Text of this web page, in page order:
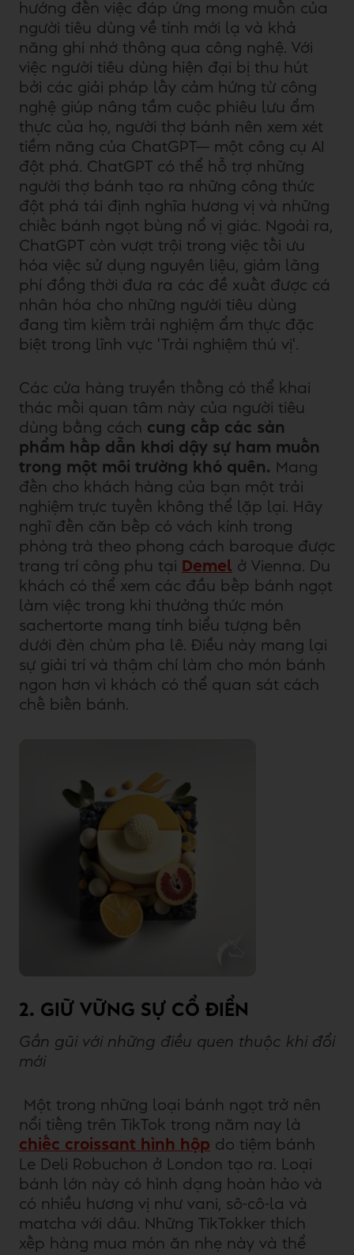
hướng đến việc đáp ứng mong muốn của
người tiêu dùng về tính mới lạ và khả
năng ghi nhớ thông qua công nghệ. Với
việc người tiêu dùng hiện đại bị thu hút
bởi các giải pháp lấy cảm hứng từ công
nghệ giúp nâng tầm cuộc phiêu lưu ẩm
thực của họ, người thợ bánh nên xem xét
tiềm năng của ChatGPT— một công cụ AI
đột phá. ChatGPT có thể hỗ trợ những
người thợ bánh tạo ra những công thức
đột phá tái định nghĩa hương vị và những
chiếc bánh ngọt bùng nổ vị giác. Ngoài ra,
ChatGPT còn vượt trội trong việc tối ưu
hóa việc sử dụng nguyên liệu, giảm lãng
phí đồng thời đưa ra các đề xuất được cá
nhân hóa cho những người tiêu dùng
đang tìm kiếm trải nghiệm ẩm thực đặc
biệt trong lĩnh vực 'Trải nghiệm thú vị'.
Các cửa hàng truyền thống có thể khai
thác mối quan tâm này của người tiêu
dùng bằng cách cung cấp các sản
phẩm hấp dẫn khơi dậy sự ham muốn
trong một môi trường khó quên.
Mang
đến cho khách hàng của bạn một trải
nghiệm trực tuyến không thể lặp lại. Hãy
nghĩ đến căn bếp có vách kính trong
phòng trà theo phong cách baroque được
trang trí công phu tại
Demel ở Vienna. Du
khách có thể xem các đầu bếp bánh ngọt
làm việc trong khi thưởng thức món
sachertorte mang tính biểu tượng bên
dưới đèn chùm pha lê. Điều này mang lại
sự giải trí và thậm chí làm cho món bánh
ngon hơn vì khách có thể quan sát cách
chế biến bánh.
2. GIỮ VỮNG SỰ CỔ ĐIỂN
Gần gũi với những điều quen thuộc khi đổi
mới
Một trong những loại bánh ngọt trở nên
nổi tiếng trên TikTok trong năm nay là
chiếc croissant hình hộp do tiệm bánh
Le Deli Robuchon ở London tạo ra. Loại
bánh lớn này có hình dạng hoàn hảo và
có nhiều hương vị như vani, sô-cô-la và
matcha với dâu. Những TikTokker thích
xếp hàng mua món ăn nhẹ này và thể